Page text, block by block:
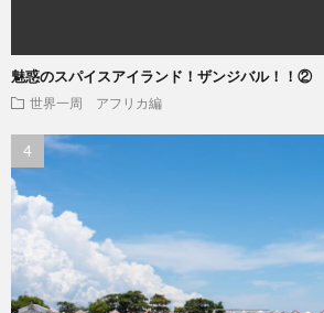
魅惑のスパイスアイランド！ザンジバル！！②
世界一周 アフリカ編